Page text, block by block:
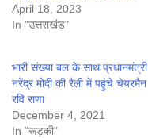
April 18, 2023
In "उत्तराखंड"
भारी संख्या बल के साथ प्रधानमंत्री
नरेंद्र मोदी की रैली में पहुंचे चेयरमैन
रवि राणा
December 4, 2021
In "रूड़की"